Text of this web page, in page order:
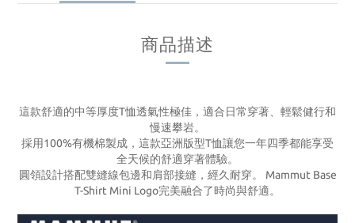
商品描述
這款舒適的中等厚度T恤透氣性極佳，適合日常穿著、輕鬆健行和
慢速攀岩。
採用100%有機棉製成，這款亞洲版型T恤讓您一年四季都能享受
全天候的舒適穿著體驗。
圓領設計搭配雙縫線包邊和肩部接縫，經久耐穿。 Mammut Base
T-Shirt Mini Logo完美融合了時尚與舒適。